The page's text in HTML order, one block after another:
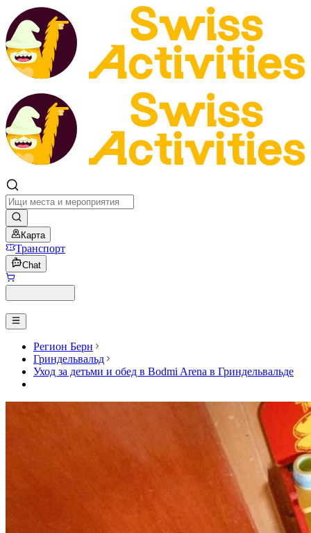
Карта
Транспорт
Chat
Регион Берн
Гриндельвальд
Уход за детьми и обед в Bodmi Arena в Гриндельвальде